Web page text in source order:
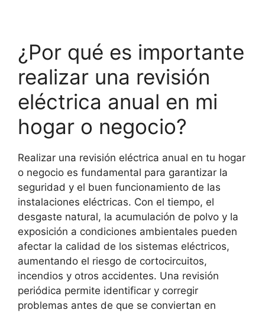
¿Por qué es importante
realizar una revisión
eléctrica anual en mi
hogar o negocio?
Realizar una revisión eléctrica anual en tu hogar
o negocio es fundamental para garantizar la
seguridad y el buen funcionamiento de las
instalaciones eléctricas. Con el tiempo, el
desgaste natural, la acumulación de polvo y la
exposición a condiciones ambientales pueden
afectar la calidad de los sistemas eléctricos,
aumentando el riesgo de cortocircuitos,
incendios y otros accidentes. Una revisión
periódica permite identificar y corregir
problemas antes de que se conviertan en